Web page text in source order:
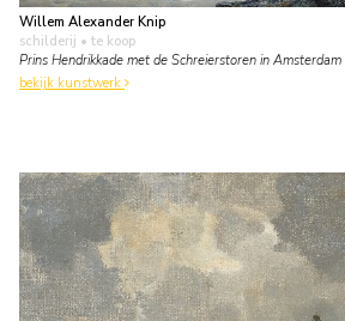
Willem Alexander Knip
schilderij • te koop
Prins Hendrikkade met de Schreierstoren in Amsterdam
bekijk kunstwerk